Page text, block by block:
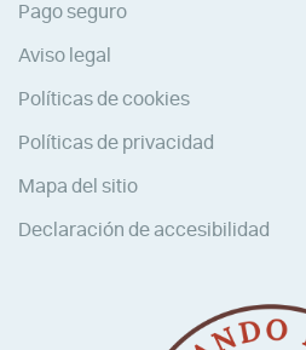
Pago seguro
Aviso legal
Políticas de cookies
Políticas de privacidad
Mapa del sitio
Declaración de accesibilidad